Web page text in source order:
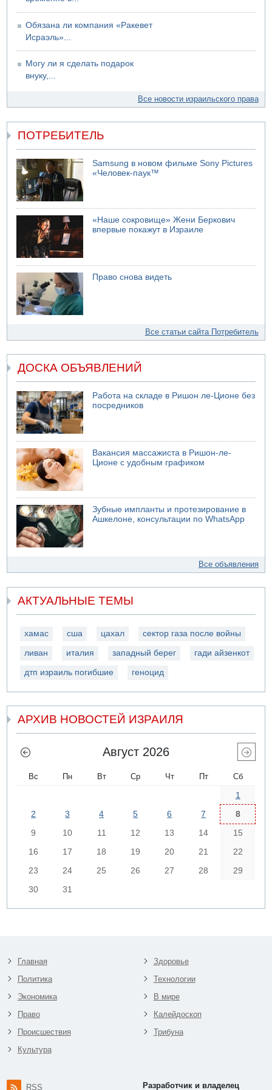
Обязана ли компания «Ракевет
Исраэль»...
Могу ли я сделать подарок
внуку,...
Все новости израильского права
ПОТРЕБИТЕЛЬ
Samsung в новом фильме Sony Pictures
«Человек-паук™
«Наше сокровище» Жени Беркович
впервые покажут в Израиле
Право снова видеть
Все статьи сайта Потребитель
ДОСКА ОБЪЯВЛЕНИЙ
Работа на складе в Ришон ле-Ционе без
посредников
Вакансия массажиста в Ришон-ле-
Ционе с удобным графиком
Зубные импланты и протезирование в
Ашкелоне, консультации по WhatsApp
Все объявления
АКТУАЛЬНЫЕ ТЕМЫ
хамас сша цахал сектор газа после войны
ливан италия западный берег гади айзенкот
дтп израиль погибшие геноцид
АРХИВ НОВОСТЕЙ ИЗРАИЛЯ
Август 2026
Вс Пн Вт Ср Чт Пт Сб
1
2
3 4 5 6 7
8
9
10 11 12 13 14
15
16
17 18 19 20 21
22
23
24 25 26 27 28
29
30
31
Главная
Политика
Экономика
Право
Происшествия
Культура
Здоровье
Технологии
В мире
Калейдоскоп
Трибуна
RSS Разработчик и владелец